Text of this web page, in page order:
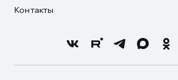
Контакты